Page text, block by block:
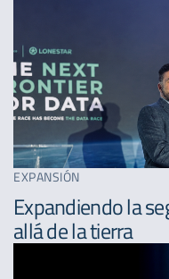
EXPANSIÓN
Expandiendo la
allá de la tierra